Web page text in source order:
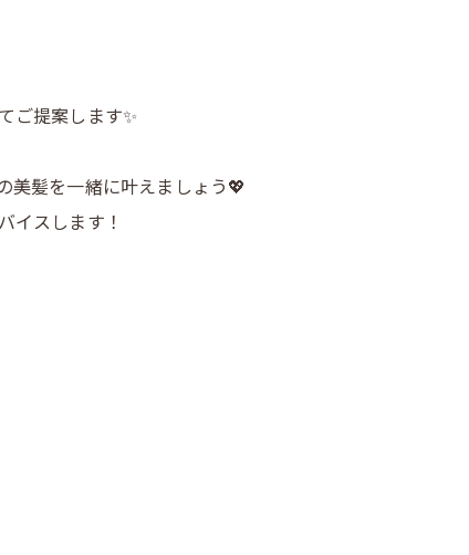
ご提案します✨
美髪を一緒に叶えましょう💖
イスします！